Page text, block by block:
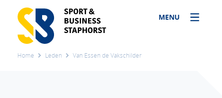
MENU
Home Leden Van Essen de Vakschilder